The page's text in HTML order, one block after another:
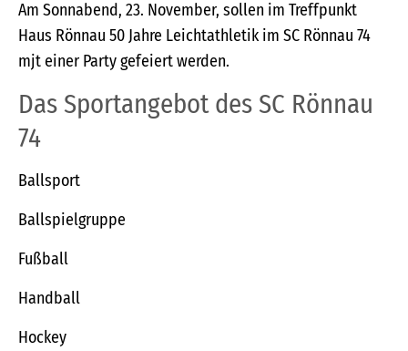
Am Sonnabend, 23. November, sollen im Treffpunkt
Haus Rönnau 50 Jahre Leichtathletik im SC Rönnau 74
mjt einer Party gefeiert werden.
Das Sportangebot des SC Rönnau
74
Ballsport
Ballspielgruppe
Fußball
Handball
Hockey